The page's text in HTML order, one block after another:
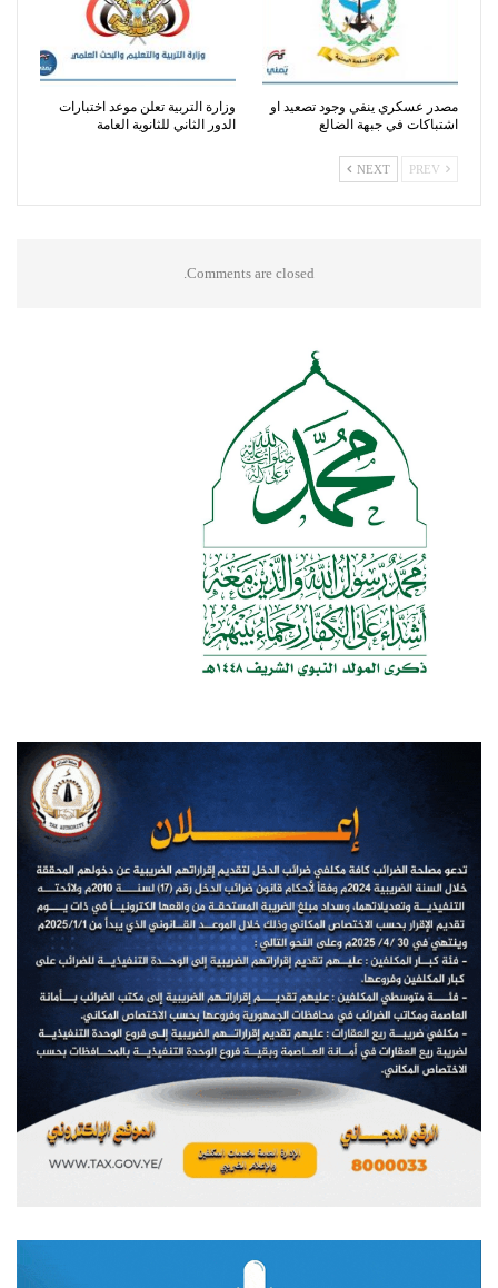
مصدر عسكري ينفي وجود تصعيد او
اشتباكات في جبهة الضالع
وزارة التربية تعلن موعد اختبارات
الدور الثاني للثانوية العامة
NEXT
Comments are closed.